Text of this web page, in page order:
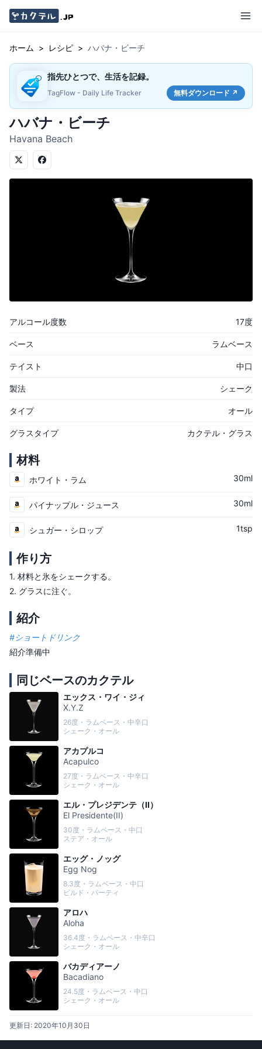
ホーム > レシピ > ハバナ・ビーチ
指先ひとつで、生活を記録。
TagFlow - Daily Life Tracker 無料ダウンロード ↗
ハバナ・ビーチ
Havana Beach
アルコール度数 17度
ベース ラムベース
テイスト 中口
製法 シェーク
タイプ オール
グラスタイプ カクテル・グラス
材料
ホワイト・ラム 30ml
パイナップル・ジュース 30ml
シュガー・シロップ 1tsp
作り方
1. 材料と氷をシェークする。
2. グラスに注ぐ。
紹介
#ショートドリンク
紹介準備中
同じベースのカクテル
エックス・ワイ・ジィ
X.Y.Z
26度・ラムベース・中辛口
シェーク・オール
アカプルコ
Acapulco
27度・ラムベース・中辛口
シェーク・オール
エル・プレジデンテ（II）
El Presidente(II)
30度・ラムベース・中口
ステア・オール
エッグ・ノッグ
Egg Nog
8.3度・ラムベース・中口
ビルド・パーティ
アロハ
Aloha
36.4度・ラムベース・中辛口
シェーク・オール
バカディアーノ
Bacadiano
24.5度・ラムベース・中口
シェーク・オール
更新日: 2020年10月30日